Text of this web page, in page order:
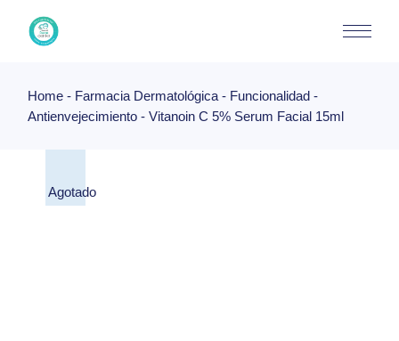
content
Home Farmacia Dermatológica
Funcionalidad
Antienvejecimiento
Vitanoin C 5% Serum Facial 15ml
Agotado